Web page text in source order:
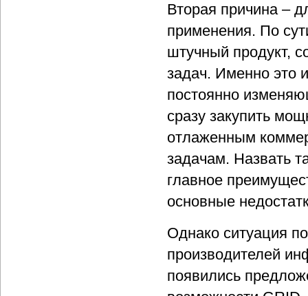
Вторая причина –
применения. По
штучный продукт,
задач. Именно это
постоянно
сразу закупить
отлаженным
задачам. Назвать
главное
основные
Однако ситуация
производителей
появились